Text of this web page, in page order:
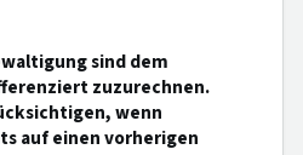
sind dem
zuzurechnen.
wenn
auf einen vorherigen